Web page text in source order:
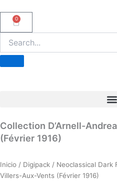
0
Carrito
Collection D’Arnell-
(Février 1916)
Inicio / Digipack / Neoclassical Dark
Villers-Aux-Vents (Février 1916)